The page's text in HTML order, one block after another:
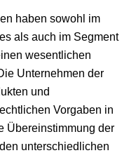
haben sowohl im
als auch im Segment
wesentlichen
Unternehmen der
und
Vorgaben in
Übereinstimmung der
unterschiedlichen